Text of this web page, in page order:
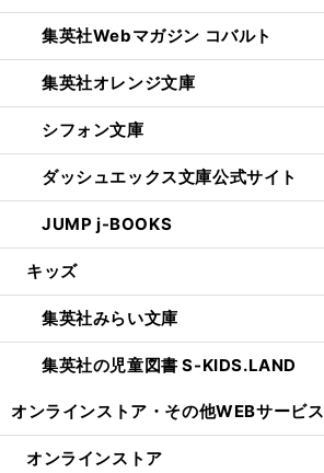
集英社Webマガジン コバルト
集英社オレンジ文庫
シフォン文庫
ダッシュエックス文庫公式サイト
JUMP j-BOOKS
キッズ
集英社みらい文庫
集英社の児童図書 S-KIDS.LAND
オンラインストア・ その他WEBサービス
オンラインストア